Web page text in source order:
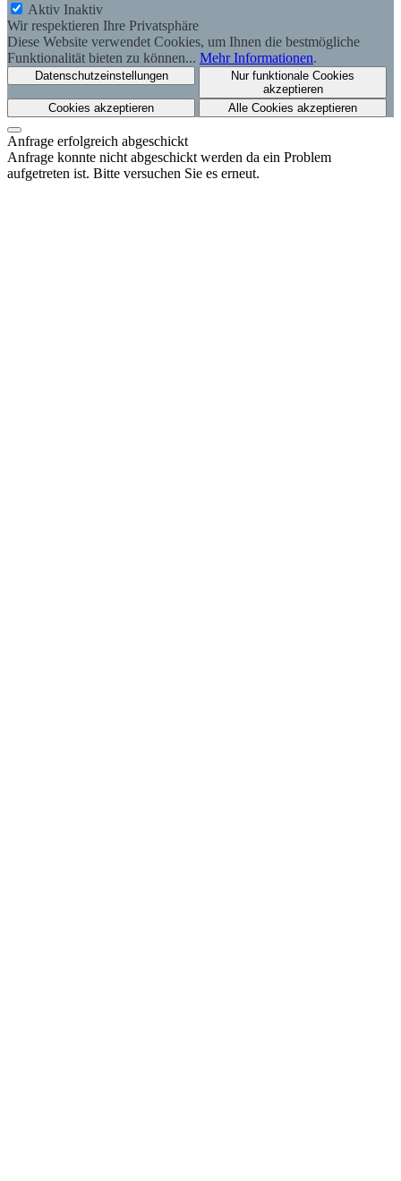
Aktiv Inaktiv
Wir respektieren Ihre Privatsphäre
Diese Website verwendet Cookies, um Ihnen die bestmögliche
Funktionalität bieten zu können... Mehr Informationen.
Datenschutzeinstellungen
Nur funktionale Cookies
akzeptieren
Cookies akzeptieren
Alle Cookies akzeptieren
Anfrage erfolgreich abgeschickt
Anfrage konnte nicht abgeschickt werden da ein Problem
aufgetreten ist. Bitte versuchen Sie es erneut.